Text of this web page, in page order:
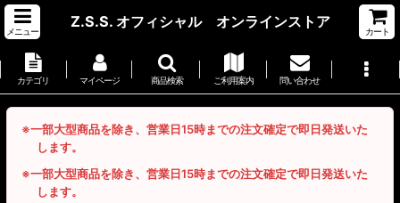
メニュー
Z.S.S. オフィシャル オンラインストア
カート
カテゴリ マイページ 商品検索 ご利用案内 問い合わせ
※一部大型商品を除き、営業日15時までの注文確定で即日発送いた
します。
※一部大型商品を除き、営業日15時までの注文確定で即日発送いた
します。